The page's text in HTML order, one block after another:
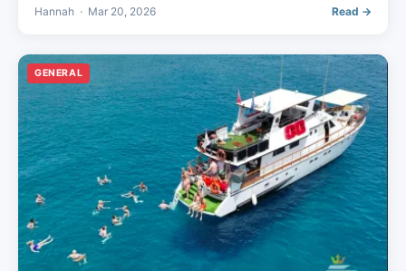
Hannah · Mar 20, 2026 Read →
GENERAL